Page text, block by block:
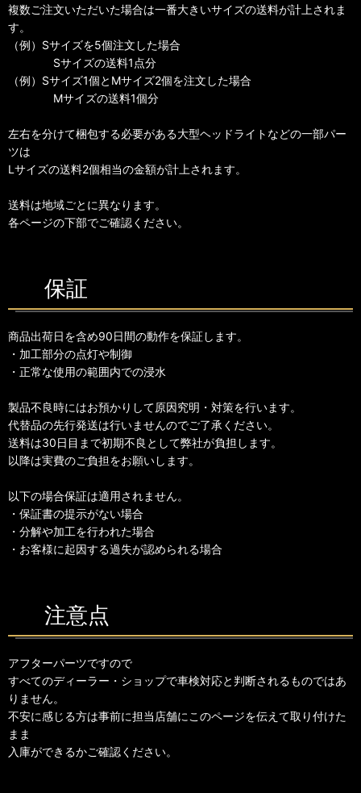
複数ご注文いただいた場合は一番大きいサイズの送料が計上されま
す。
（例）Sサイズを5個注文した場合
Sサイズの送料1点分
（例）Sサイズ1個とMサイズ2個を注文した場合
Mサイズの送料1個分
左右を分けて梱包する必要がある大型ヘッドライトなどの一部パー
ツは
Lサイズの送料2個相当の金額が計上されます。
送料は地域ごとに異なります。
各ページの下部でご確認ください。
保証
商品出荷日を含め90日間の動作を保証します。
・加工部分の点灯や制御
・正常な使用の範囲内での浸水
製品不良時にはお預かりして原因究明・対策を行います。
代替品の先行発送は行いませんのでご了承ください。
送料は30日目まで初期不良として弊社が負担します。
以降は実費のご負担をお願いします。
以下の場合保証は適用されません。
・保証書の提示がない場合
・分解や加工を行われた場合
・お客様に起因する過失が認められる場合
注意点
アフターパーツですので
すべてのディーラー・ショップで車検対応と判断されるものではあ
りません。
不安に感じる方は事前に担当店舗にこのページを伝えて取り付けた
まま
入庫ができるかご確認ください。